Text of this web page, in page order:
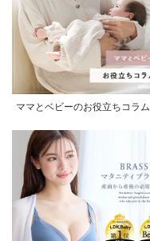
ママとベビーのお役立ちコラム